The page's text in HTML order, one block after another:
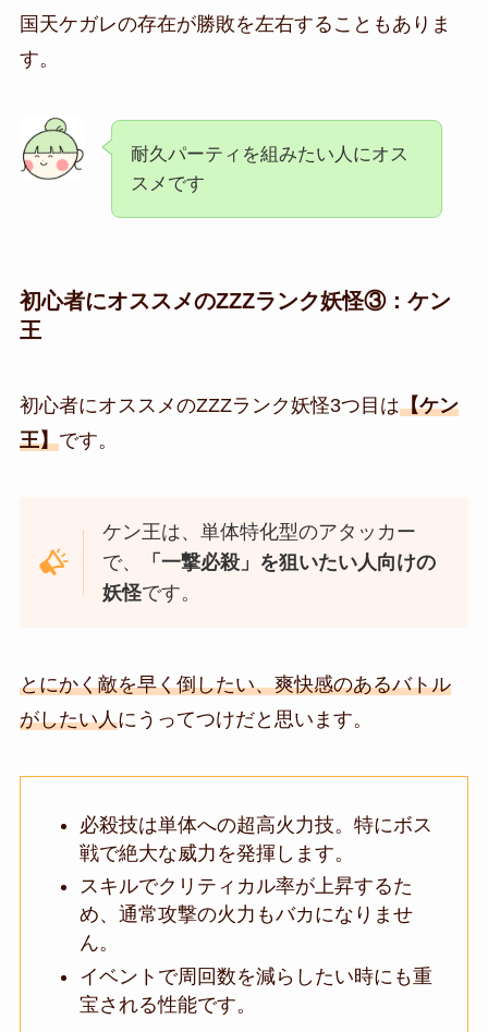
国天ケガレの存在が勝敗を左右することもありま
す。
耐久パーティを組みたい人にオス
スメです
初心者にオススメのZZZランク妖怪③： ケン
王
初心者にオススメのZZZランク妖怪3つ目は【ケン
王】です。
ケン王は、単体特化型のアタッカー
で、
「一撃必殺」を狙いたい人向けの
妖怪です。
とにかく敵を早く倒したい、爽快感のあるバトル
がしたい人にうってつけだと思います。
必殺技は単体への超高火力技。特にボス
戦で絶大な威力を発揮します。
スキルでクリティカル率が上昇するた
め、通常攻撃の火力もバカになりませ
ん。
イベントで周回数を減らしたい時にも重
宝される性能です。